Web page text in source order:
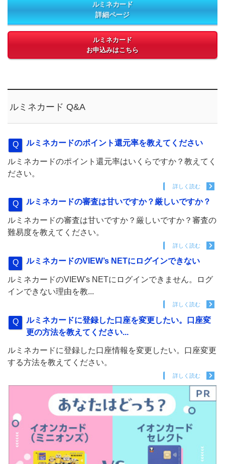
ルミネカード
詳細ページ
ルミネカード
お申込みはこちら
ルミネカード Q&A
ルミネカードのポイント還元率を教えてください
ルミネカードのポイント還元率はいくらですか？教えてく
ださい。
詳しく読む
ルミネカードの審査は甘いですか？厳しいですか？
ルミネカードの審査は甘いですか？厳しいですか？審査の
難易度を教えてください。
詳しく読む
ルミネカードのVIEW’s NETにログインできない
ルミネカードのVIEW's NETにログインできません。ログ
インできない理由を教...
詳しく読む
ルミネカードに登録した口座を変更したい。口座変
更の方法を教えてください...
ルミネカードに登録した口座情報を変更したい。口座変更
する方法を教えてください。
詳しく読む